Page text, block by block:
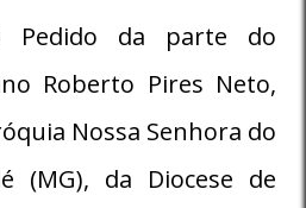
o Pedido da parte do
Roberto Pires Neto,
Nossa Senhora do
(MG), da Diocese de